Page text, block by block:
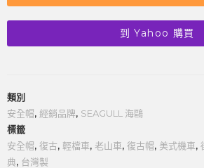
到 Yahoo 購買
類別
安全帽, 經銷品牌, SEAGULL 海鷗
標籤
安全帽, 復古, 輕檔車, 老山車, 復古帽, 美式機車,
典, 台灣製